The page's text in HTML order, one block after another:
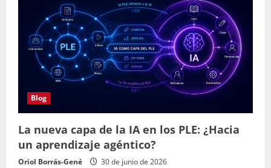
Blog
La nueva capa de la IA en los PLE: ¿Hacia
un aprendizaje agéntico?
Oriol Borrás-Gené 30 de junio de 2026